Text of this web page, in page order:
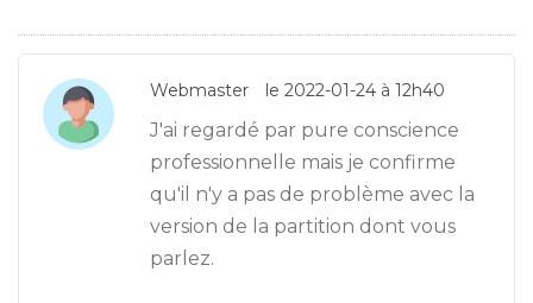
Webmaster le 2022-01-24 à 12h40
J'ai regardé par pure conscience
professionnelle mais je confirme
qu'il n'y a pas de problème avec la
version de la partition dont vous
parlez.